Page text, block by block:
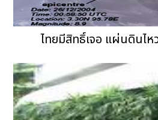
ไทยมีสิทธิ์เจอ แผ่นดินไห